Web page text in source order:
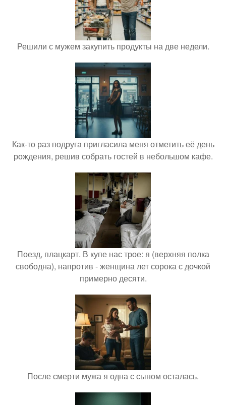
Решили с мужем закупить продукты на две недели.
Как-то раз подруга пригласила меня отметить её день
рождения, решив собрать гостей в небольшом кафе.
Поезд, плацкарт. В купе нас трое: я (верхняя полка
свободна), напротив - женщина лет сорока с дочкой
примерно десяти.
После смерти мужа я одна с сыном осталась.